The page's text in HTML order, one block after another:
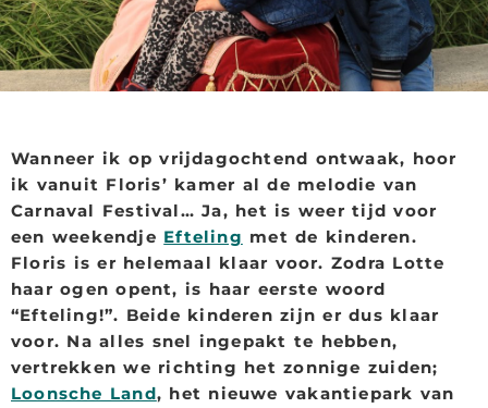
Wanneer ik op vrijdagochtend ontwaak, hoor
ik vanuit Floris’ kamer al de melodie van
Carnaval Festival… Ja, het is weer tijd voor
een weekendje Efteling met de kinderen.
Floris is er helemaal klaar voor. Zodra Lotte
haar ogen opent, is haar eerste woord
“Efteling!”. Beide kinderen zijn er dus klaar
voor. Na alles snel ingepakt te hebben,
vertrekken we richting het zonnige zuiden;
Loonsche Land, het nieuwe vakantiepark van